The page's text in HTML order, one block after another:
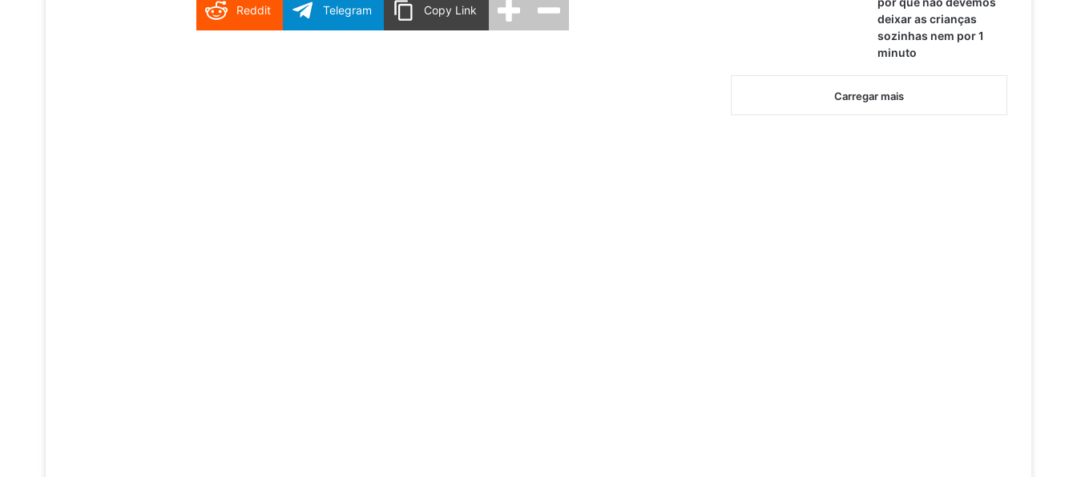
Reddit Telegram Copy Link
deixar as crianças
sozinhas nem por 1
minuto
Carregar mais